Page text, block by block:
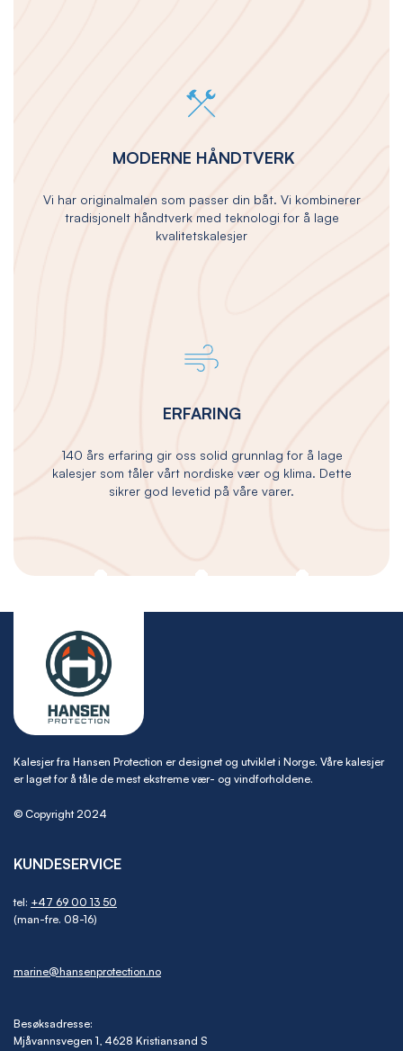
MODERNE HÅNDTVERK
Vi har originalmalen som passer din båt. Vi kombinerer
tradisjonelt håndtverk med teknologi for å lage
kvalitetskalesjer
ERFARING
140 års erfaring gir oss solid grunnlag for å lage
kalesjer som tåler vårt nordiske vær og klima. Dette
sikrer god levetid på våre varer.
Kalesjer fra Hansen Protection er designet og utviklet i Norge. Våre kalesjer
er laget for å tåle de mest ekstreme vær- og vindforholdene.
© Copyright 2024
KUNDESERVICE
tel: +47 69 00 13 50
(man-fre. 08-16)
marine@hansenprotection.no
Besøksadresse:
Mjåvannsvegen 1, 4628 Kristiansand S